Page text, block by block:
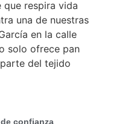
que respira vida
una de nuestras
en la calle
solo ofrece pan
del tejido
confianza